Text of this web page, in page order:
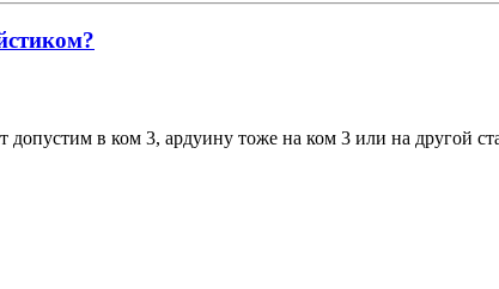
в ком 3, ардуину тоже на ком 3 или на другой